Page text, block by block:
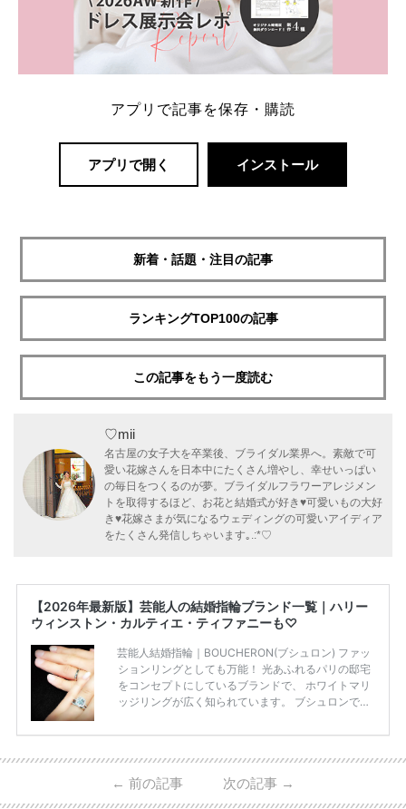
アプリで記事を保存・購読
アプリで開く インストール
新着・話題・注目の記事
ランキングTOP100の記事
この記事をもう一度読む
♡mii
名古屋の女子大を卒業後、ブライダル業界へ。素敵で可
愛い花嫁さんを日本中にたくさん増やし、幸せいっぱい
の毎日をつくるのが夢。ブライダルフラワーアレジメン
トを取得するほど、お花と結婚式が好き♥可愛いもの大好
き♥花嫁さまが気になるウェディングの可愛いアイディア
をたくさん発信しちゃいます｡.:*♡
【2026年最新版】芸能人の結婚指輪ブランド一覧｜ハリー
ウィンストン・カルティエ・ティファニーも♡
芸能人結婚指輪｜BOUCHERON(ブシュロン) ファッ
ションリングとしても万能！ 光あふれるパリの邸宅
をコンセプトにしているブランドで、 ホワイトマリ
ッジリングが広く知られています。 ブシュロンで特
ング」は、 小栗さんと山田さんが結婚指輪に選ばれ
なので、 とても人気となっているのです。 その相場
は、10～30万円ほどとなっています。 小栗旬さん・
← 前の記事 次の記事 →